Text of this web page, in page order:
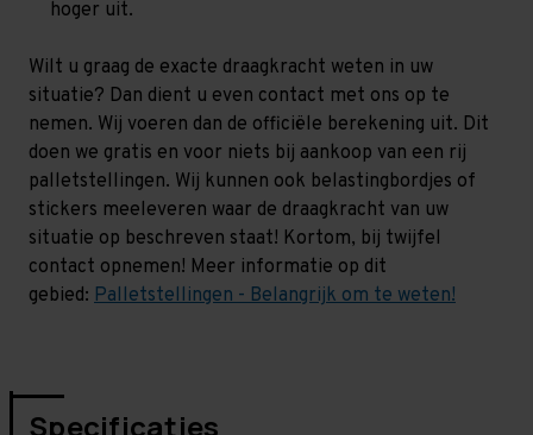
hoger uit.
Wilt u graag de exacte draagkracht weten in uw
situatie? Dan dient u even contact met ons op te
nemen. Wij voeren dan de officiële berekening uit. Dit
doen we gratis en voor niets bij aankoop van een rij
palletstellingen. Wij kunnen ook belastingbordjes of
stickers meeleveren waar de draagkracht van uw
situatie op beschreven staat! Kortom, bij twijfel
contact opnemen! Meer informatie op dit
gebied: Palletstellingen - Belangrijk om te weten!
Specificaties